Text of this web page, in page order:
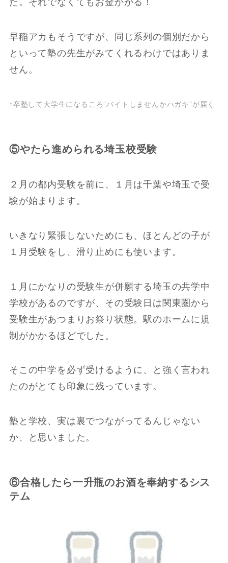
早稲アカもそうですが、同じ系列の個別だから
といって塾の先生がみてくれるわけではありま
せん。
↑卒塾して大学生になるころ”バイトしませんかハガキ”が届く
⑤やたら進められる埼玉校受験
２月の都内受験を前に、１月は千葉や埼玉で受
験が始まります。
いきなり緊張しないためにも、ほとんどの子が
１月受験をし、滑り止めにも使います。
１月にかなりの受験生が併願する埼玉の共学中
学校があるのですが、その受験日は関東圏から
受験生があつまりお祭り状態。駅のホームに規
制がかかるほどでした。
そこの中学を必ず受けるように、と強く言われ
たのがとても印象に残っています。
塾と学校、実は裏でつながってるんじゃない
か、と思いました。
⑥合格したら一升瓶のお酒を奉納するシス
テム